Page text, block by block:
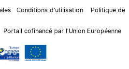
Conditions d'utilisation Politique de
Portail cofinancé par l'Union Européenne